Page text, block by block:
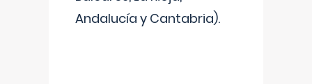
Andalucía y Cantabria).